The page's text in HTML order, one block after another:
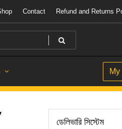
Contact Refund and Returns
ডেলিভারি সিস্টেম